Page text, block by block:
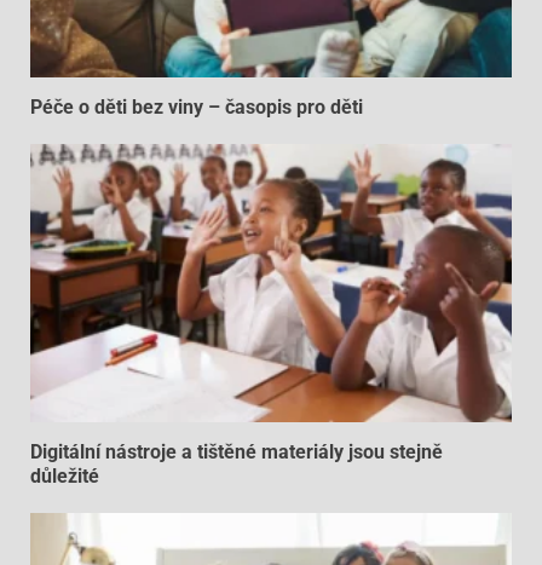
Péče o děti bez viny – časopis pro děti
Digitální nástroje a tištěné materiály jsou stejně
důležité